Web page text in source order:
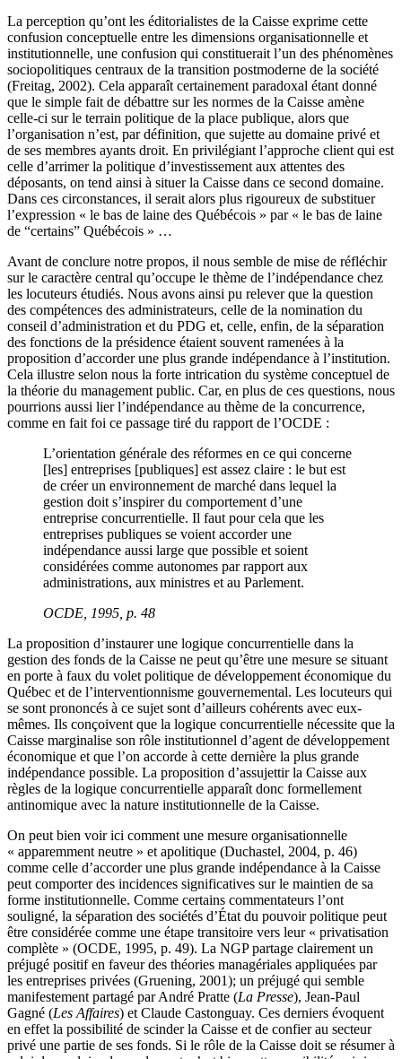
La perception qu’ont les éditorialistes de la Caisse exprime cette
confusion conceptuelle entre les dimensions organisationnelle et
institutionnelle, une confusion qui constituerait l’un des phénomènes
sociopolitiques centraux de la transition postmoderne de la société
(Freitag, 2002). Cela apparaît certainement paradoxal étant donné
que le simple fait de débattre sur les normes de la Caisse amène
celle-ci sur le terrain politique de la place publique, alors que
l’organisation n’est, par définition, que sujette au domaine privé et
de ses membres ayants droit. En privilégiant l’approche client qui est
celle d’arrimer la politique d’investissement aux attentes des
déposants, on tend ainsi à situer la Caisse dans ce second domaine.
Dans ces circonstances, il serait alors plus rigoureux de substituer
l’expression « le bas de laine des Québécois » par « le bas de laine
de “certains” Québécois » …
Avant de conclure notre propos, il nous semble de mise de réfléchir
sur le caractère central qu’occupe le thème de l’indépendance chez
les locuteurs étudiés. Nous avons ainsi pu relever que la question
des compétences des administrateurs, celle de la nomination du
conseil d’administration et du PDG et, celle, enfin, de la séparation
des fonctions de la présidence étaient souvent ramenées à la
proposition d’accorder une plus grande indépendance à l’institution.
Cela illustre selon nous la forte intrication du système conceptuel de
la théorie du management public. Car, en plus de ces questions, nous
pourrions aussi lier l’indépendance au thème de la concurrence,
comme en fait foi ce passage tiré du rapport de l’OCDE :
L’orientation générale des réformes en ce qui concerne
[les] entreprises [publiques] est assez claire : le but est
de créer un environnement de marché dans lequel la
gestion doit s’inspirer du comportement d’une
entreprise concurrentielle. Il faut pour cela que les
entreprises publiques se voient accorder une
indépendance aussi large que possible et soient
considérées comme autonomes par rapport aux
administrations, aux ministres et au Parlement.
OCDE, 1995, p. 48
La proposition d’instaurer une logique concurrentielle dans la
gestion des fonds de la Caisse ne peut qu’être une mesure se situant
en porte à faux du volet politique de développement économique du
Québec et de l’interventionnisme gouvernemental. Les locuteurs qui
se sont prononcés à ce sujet sont d’ailleurs cohérents avec eux-
mêmes. Ils conçoivent que la logique concurrentielle nécessite que la
Caisse marginalise son rôle institutionnel d’agent de développement
économique et que l’on accorde à cette dernière la plus grande
indépendance possible. La proposition d’assujettir la Caisse aux
règles de la logique concurrentielle apparaît donc formellement
antinomique avec la nature institutionnelle de la Caisse.
On peut bien voir ici comment une mesure organisationnelle
« apparemment neutre » et apolitique (Duchastel, 2004, p. 46)
comme celle d’accorder une plus grande indépendance à la Caisse
peut comporter des incidences significatives sur le maintien de sa
forme institutionnelle. Comme certains commentateurs l’ont
souligné, la séparation des sociétés d’État du pouvoir politique peut
être considérée comme une étape transitoire vers leur « privatisation
complète » (OCDE, 1995, p. 49). La NGP partage clairement un
préjugé positif en faveur des théories managériales appliquées par
les entreprises privées (Gruening, 2001); un préjugé qui semble
manifestement partagé par André Pratte (La Presse), Jean-Paul
Gagné (Les Affaires) et Claude Castonguay. Ces derniers évoquent
en effet la possibilité de scinder la Caisse et de confier au secteur
privé une partie de ses fonds. Si le rôle de la Caisse doit se résumer à